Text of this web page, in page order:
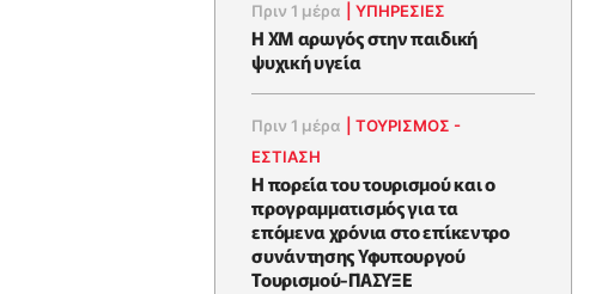
Πριν 1 μέρα |ΥΠΗΡΕΣΙΕΣ
Η XM αρωγός στην παιδική
ψυχική υγεία
Πριν 1 μέρα |ΤΟΥΡΙΣΜΟΣ -
ΕΣΤΙΑΣΗ
Η πορεία του τουρισμού και ο
προγραμματισμός για τα
επόμενα χρόνια στο επίκεντρο
συνάντησης Υφυπουργού
Τουρισμού-ΠΑΣΥΞΕ